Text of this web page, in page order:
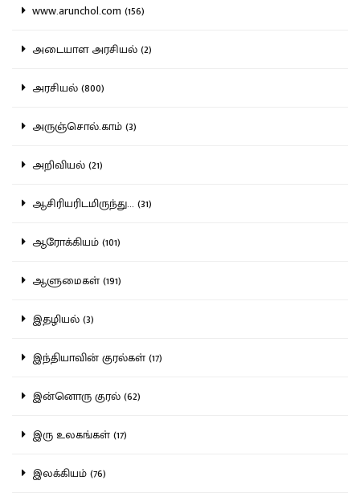
www.arunchol.com (156)
அடையாள அரசியல் (2)
அரசியல் (800)
அருஞ்சொல்.காம் (3)
அறிவியல் (21)
ஆசிரியரிடமிருந்து... (31)
ஆரோக்கியம் (101)
ஆளுமைகள் (191)
இதழியல் (3)
இந்தியாவின் குரல்கள் (17)
இன்னொரு குரல் (62)
இரு உலகங்கள் (17)
இலக்கியம் (76)